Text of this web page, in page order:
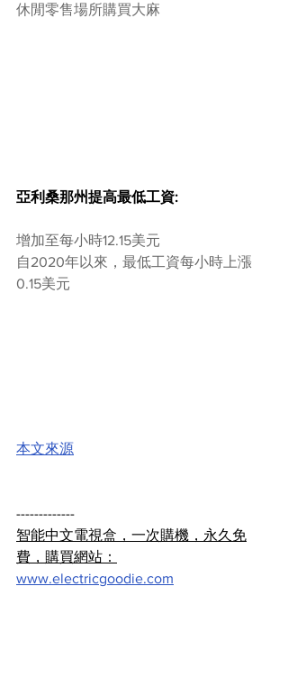
休閒零售場所購買大麻
亞利桑那州提高最低工資:
增加至每小時12.15美元
自2020年以來，最低工資每小時上漲
0.15美元
本文來源
-------------
智能中文電視盒，一次購機，永久免
費，購買網站：
www.electricgoodie.com